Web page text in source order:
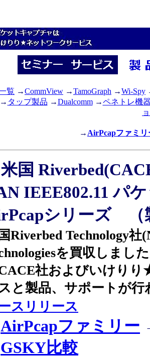
覧 →CommView →TamoGraph →Wi-Spy
→ タップ製品 →Dualcomm→ペネトレ機
→ AirPcapファミリ
米国
IEEE802.11 パ
シリーズ
Riverbed Technology
を買収しまし
社およびいけり
と製品、サポートが
スリリース
AirPcapファミリー
GSKY比較